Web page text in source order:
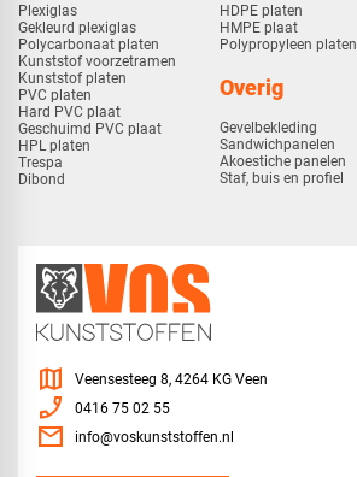
Plexiglas
Gekleurd plexiglas
Polycarbonaat platen
Kunststof voorzetramen
Kunststof platen
PVC platen
Hard PVC plaat
Geschuimd PVC plaat
HPL platen
Trespa
Dibond
HDPE platen
HMPE plaat
Polypropyleen platen
Overig
Gevelbekleding
Sandwichpanelen
Akoestiche panelen
Staf, buis en profiel
map Veensesteeg 8, 4264 KG Veen
phone_enabled 0416 75 02 55
mail info@voskunststoffen.nl